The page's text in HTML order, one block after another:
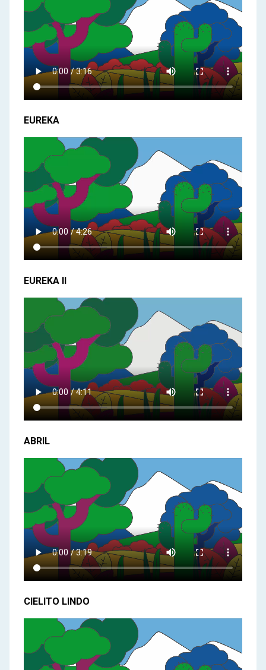
EUREKA
EUREKA II
ABRIL
CIELITO LINDO